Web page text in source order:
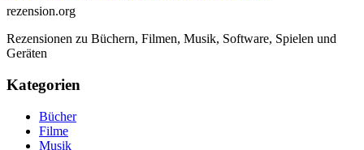
rezension.org
Rezensionen zu Büchern, Filmen, Musik, Software, Spielen und
Geräten
Kategorien
Bücher
Filme
Musik